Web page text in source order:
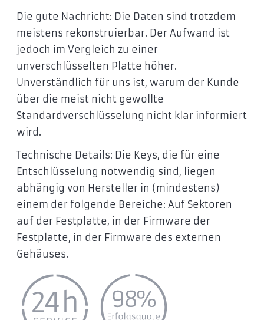
Die gute Nachricht: Die Daten sind trotzdem
meistens rekonstruierbar. Der Aufwand ist
jedoch im Vergleich zu einer
unverschlüsselten Platte höher.
Unverständlich für uns ist, warum der Kunde
über die meist nicht gewollte
Standardverschlüsselung nicht klar informiert
wird.
Technische Details: Die Keys, die für eine
Entschlüsselung notwendig sind, liegen
abhängig von Hersteller in (mindestens)
einem der folgende Bereiche: Auf Sektoren
auf der Festplatte, in der Firmware der
Festplatte, in der Firmware des externen
Gehäuses.